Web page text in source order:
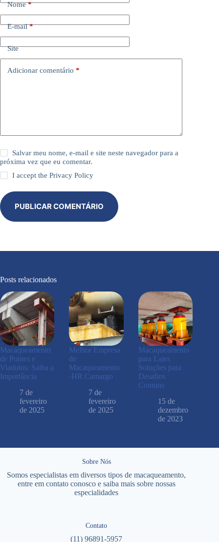
Nome*
E-mail*
Site
Adicionar comentário *
Salvar meu nome, e-mail e site neste navegador para a
próxima vez que eu comentar.
I accept thePrivacy Policy
PUBLICAR COMENTÁRIO
Posts relacionados
Macaqueamento
de Pontes e
Viadutos: Saiba a
Importância
7 de
fevereiro
de 2025
Melhor Empresa
de
Macaqueamento
-HR Camargo
7 de
fevereiro
de 2025
Macaqueamento
para Lajes
Soluções para
Desafios
Comuns
15 de
dezembro
de 2023
Sobre Nós
Somos especialistas em diversos tipos demacaqueamento,
entre em contato conosco e saiba mais sobre nossas
especialidades
Contato
(11) 96891-5957